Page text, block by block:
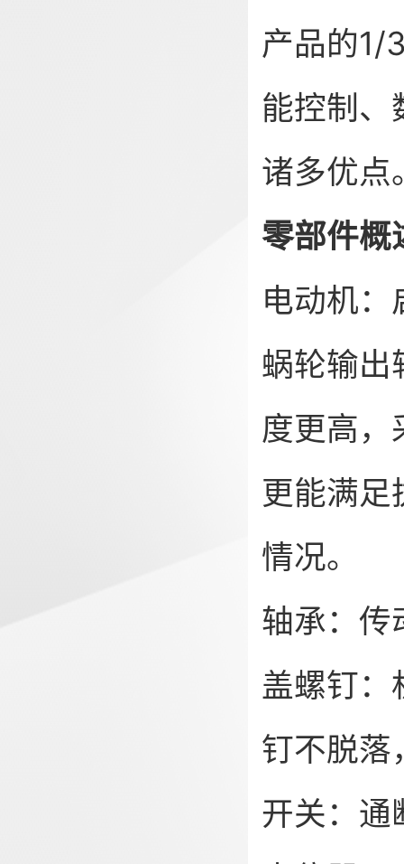
产品的1/
能控制、
诸多优点
零部件概
电动机
蜗轮输出
度更高，
更能满足
情况。
轴承：传
盖螺钉：
钉不脱落
开关：通